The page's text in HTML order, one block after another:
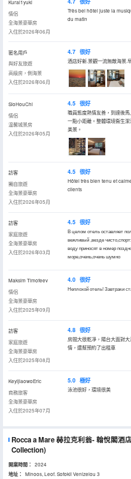
Kurai1yuki
情侶
全海景豪華房
入住於2026年06月
Très bel hôtel juste la
du matin
匿名用戶
與好友旅遊
高級房，側海景
入住於2026年06月
4.7 很好
酒店好新.景觀一流無敵海景.
SioHouChi
情侶
温馨城景房
入住於2026年05月
4.5 很好
職員態度熱情友善，到達後
一點小距離。整體環境衞生
美景。
訪客
獨自旅遊
全海景豪華房
入住於2026年05月
4.5 很好
Hôtel très bien tenu et
clients
訪客
家庭旅遊
全海景豪華房
入住於2026年03月
4.5 很好
В целом отель оставляет
вежливый ,везде
воду приносят в номер
море,очень,очень шумно
Maksim Timofeev
情侶
全海景豪華房
入住於2025年09月
4.0 很好
Неплохой отель! Завтраки
訪客
家庭旅遊
全海景豪華房
入住於2025年08月
4.8 很好
房間大很乾凈，陽台大面對
情，還幫預約了出租車
KeyijiaowoEric
商務旅客
全海景豪華房
入住於2025年07月
5.0 極好
泳池很好，環境很美
Rocca a Mare 赫拉克利翁- 翰悅閣酒
Collection)
開業時間： 2024
地址：
Minoos, Leof. Sofokli Venizelou 3